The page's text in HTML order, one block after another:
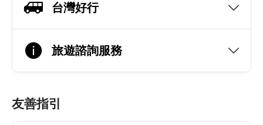
台灣好行
旅遊諮詢服務
友善指引